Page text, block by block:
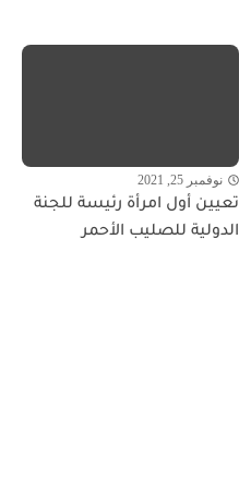
نوفمبر 25, 2021
تعيين أول امرأة رئيسة للجنة
الدولية للصليب الأحمر